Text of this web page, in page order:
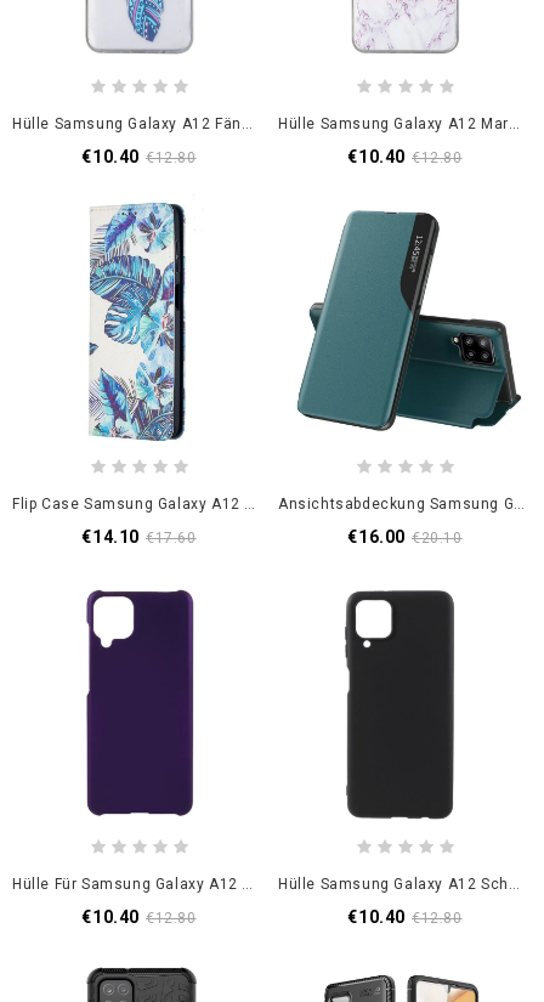
Hülle Samsung Galaxy A12 Fänger Träumt Von Blauen Federn
€10.40 €12.80
Hülle Samsung Galaxy A12 Marmor
€10.40 €12.80
Flip Case Samsung Galaxy A12 Grün Blätter
€14.10 €17.60
Ansichtsabdeckung Samsung Galaxy A12 Schwarz Strukturiertes Kunstleder
€16.00 €20.10
Hülle Für Samsung Galaxy A12 Schwarz Klassisch Starr
€10.40 €12.80
Hülle Samsung Galaxy A12 Schwarz Starres Mattes Silikon
€10.40 €12.80